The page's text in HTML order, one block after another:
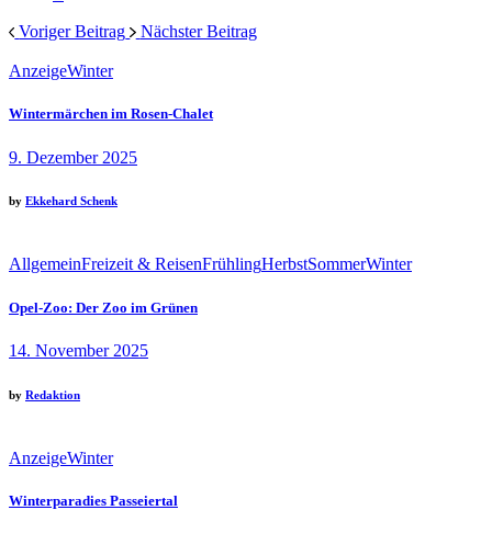
Voriger Beitrag Nächster Beitrag
AnzeigeWinter
Wintermärchen im Rosen-Chalet
9. Dezember 2025
by Ekkehard Schenk
AllgemeinFreizeit & ReisenFrühlingHerbstSommerWinter
Opel-Zoo: Der Zoo im Grünen
14. November 2025
by Redaktion
AnzeigeWinter
Winterparadies Passeiertal